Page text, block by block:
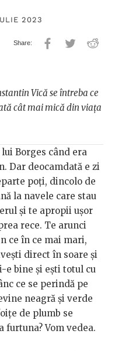
2023
Vică se întreba ce
cât mai mică din viața
Borges când era
Dar deocamdată e zi
poți, dincolo de
la navele care stau
și te apropii ușor
rece. Te arunci
ce în ce mai mari,
direct în soare și
e bine și ești totul cu
ce se perindă pe
neagră și verde
de plumb se
furtuna? Vom vedea.